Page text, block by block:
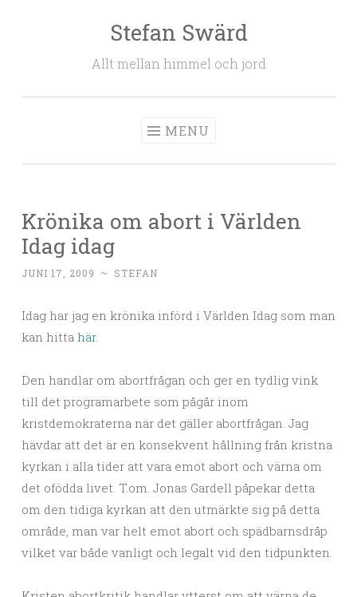
Stefan Swärd
Allt mellan himmel och jord
MENU
Krönika om abort i Världen
Idag idag
JUNI 17, 2009 ~ STEFAN
Idag har jag en krönika införd i Världen Idag som man
kan hitta här.
Den handlar om abortfrågan och ger en tydlig vink
till det programarbete som pågår inom
kristdemokraterna när det gäller abortfrågan. Jag
hävdar att det är en konsekvent hållning från kristna
kyrkan i alla tider att vara emot abort och värna om
det ofödda livet. T.om. Jonas Gardell påpekar detta
om den tidiga kyrkan att den utmärkte sig på detta
område, man var helt emot abort och spädbarnsdråp
vilket var både vanligt och legalt vid den tidpunkten.